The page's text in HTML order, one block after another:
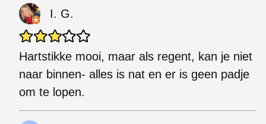
I. G.
Hartstikke mooi, maar als regent, kan je niet
naar binnen- alles is nat en er is geen padje
om te lopen.